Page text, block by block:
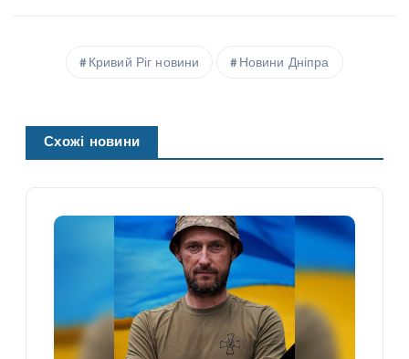
Кривий Ріг новини Новини Дніпра
Схожі новини